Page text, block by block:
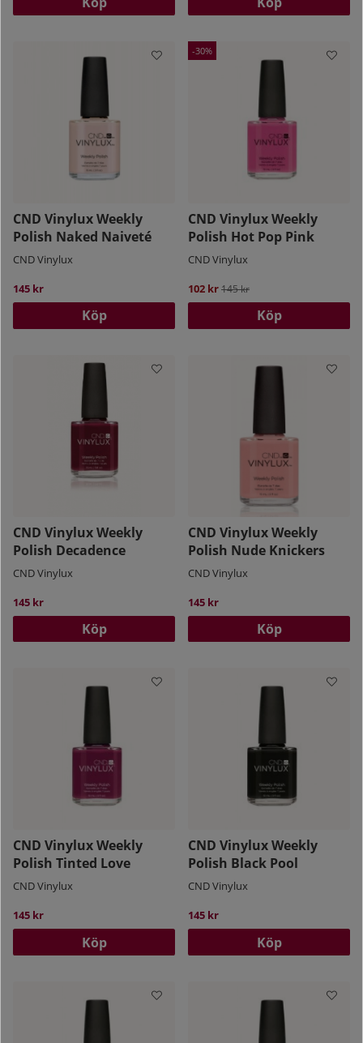
CND Vinylux Weekly
Polish Naked Naiveté
CND Vinylux
145 kr
Köp
30
CND Vinylux Weekly
Polish Hot Pop Pink
CND Vinylux
102 krOrdinarie pris:
145 kr
Köp
CND Vinylux Weekly
Polish Decadence
CND Vinylux
145 kr
Köp
CND Vinylux Weekly
Polish Nude Knickers
CND Vinylux
145 kr
Köp
CND Vinylux Weekly
Polish Tinted Love
CND Vinylux
145 kr
Köp
CND Vinylux Weekly
Polish Black Pool
CND Vinylux
145 kr
Köp